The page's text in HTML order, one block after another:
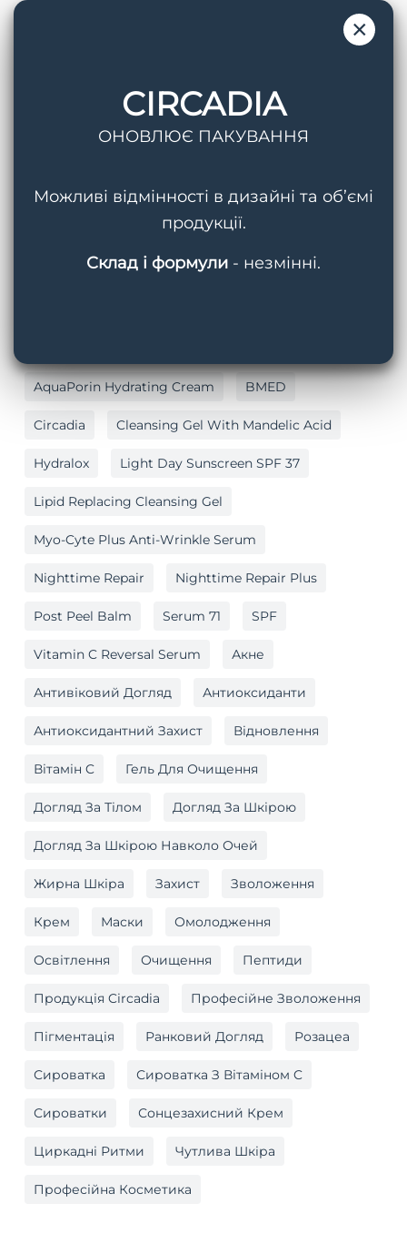
Пошук
AquaPorin Hydrating Cream BMED
Circadia Cleansing Gel With Mandelic Acid
Hydralox Light Day Sunscreen SPF 37
Lipid Replacing Cleansing Gel
Myo-Cyte Plus Anti-Wrinkle Serum
Nighttime Repair Nighttime Repair Plus
Post Peel Balm Serum 71 SPF
Vitamin C Reversal Serum Акне
Антивіковий Догляд Антиоксиданти
Антиоксидантний Захист Відновлення
Вітамін C Гель Для Очищення
Догляд За Тілом Догляд За Шкірою
Догляд За Шкірою Навколо Очей
Жирна Шкіра Захист Зволоження
Крем Маски Омолодження
Освітлення Очищення Пептиди
Продукція Circadia Професійне Зволоження
Пігментація Ранковий Догляд Розацеа
Сироватка Сироватка З Вітаміном C
Сироватки Сонцезахисний Крем
Циркадні Ритми Чутлива Шкіра
Професійна Косметика
×
CIRCADIA
ОНОВЛЮЄ ПАКУВАННЯ
Можливі відмінності в дизайні та об’ємі
продукції.
Склад і формули - незмінні.